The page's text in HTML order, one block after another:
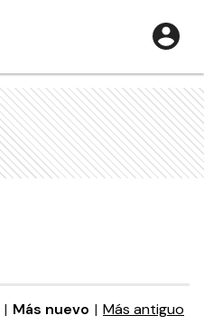
| Más nuevo | Más antiguo